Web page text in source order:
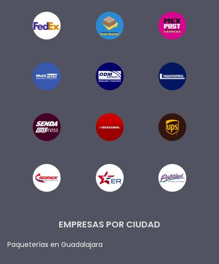
EMPRESAS POR CIUDAD
Paqueterías en Guadalajara